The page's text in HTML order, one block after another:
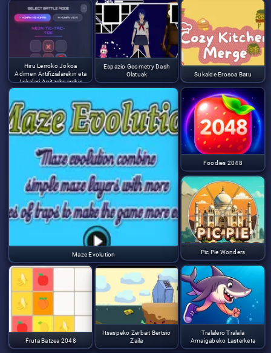
Hiru Lerroko Jokoa
Adimen Artifizialarekin eta
Jokalari Anitzekoarekin
Espazio Geometry Dash
Olatuak
Maze Evolution
Sukalde Erosoa Batu
Foodies 2048
Pic Pie Wonders
Fruta Batzea 2048
Itsaspeko Zerbait Bertsio
Zaila
Tralalero Tralala
Amaigabeko Lasterketa